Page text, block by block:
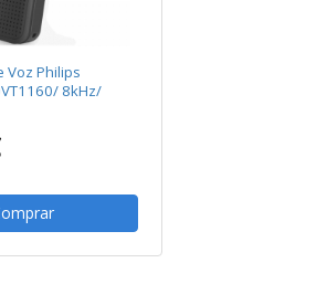
Voz Philips
8kHz/